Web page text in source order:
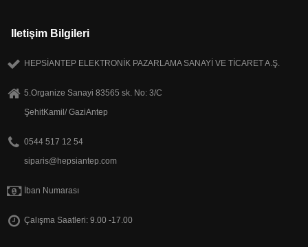
Iletişim Bilgileri
HEPSİANTEP ELEKTRONİK PAZARLAMA SANAYİ VE TİCARET A.Ş.
5.Organize Sanayi 83565 sk. No: 3/C
ŞehitKamil/ GaziAntep
0544 517 12 54
siparis@hepsiantep.com
İban Numarası
Çalışma Saatleri: 9.00 -17.00